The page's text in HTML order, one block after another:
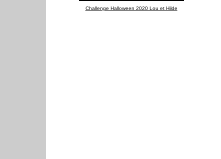
Challenge Halloween 2020 Lou et Hilde